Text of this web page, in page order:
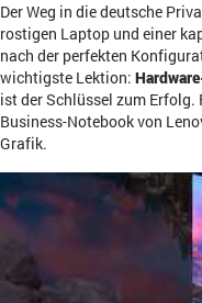
Der Weg in die deutsche
rostigen Laptop und einer
nach der perfekten
wichtigste Lektion:
ist der Schlüssel zum
Business-Notebook von
Grafik.